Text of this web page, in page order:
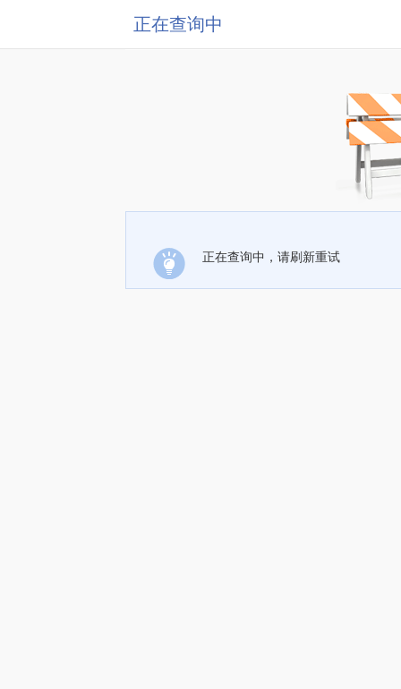
正在查询中
正在查询中，请刷新重试